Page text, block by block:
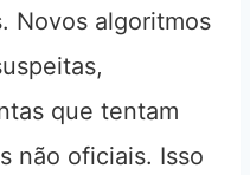
Novos algoritmos
que tentam
não oficiais. Isso